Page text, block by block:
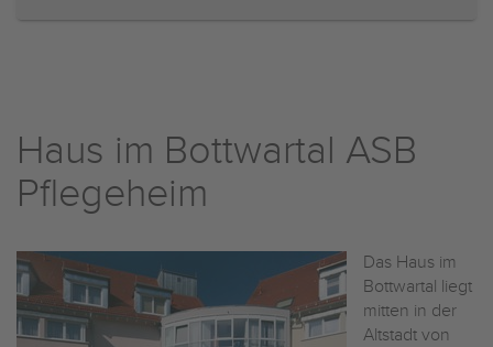
Haus im Bottwartal ASB
Pflegeheim
Das Haus im
Bottwartal liegt
mitten in der
Altstadt von